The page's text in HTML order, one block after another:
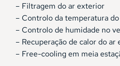
– Filtragem do ar exterior
– Controlo da temperatura
– Controlo de humidade no
– Recuperação de calor do ar
– Free-cooling em meia